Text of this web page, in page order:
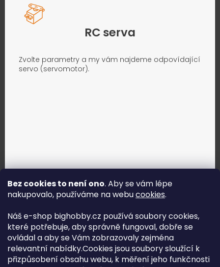
Bez cookies to není ono. Aby se vám lépe
nakupovalo, používáme na webucookies.
Náš e-shop bighobby.cz používá soubory cookies,
které potřebuje, aby správně fungoval, dobře se
ovládal a aby se Vám zobrazovaly zejména
relevantní nabídky.Cookies jsou soubory sloužící k
přizpůsobení obsahu webu, k měření jeho funkčnosti
RC serva
Zvolte parametry a my vám najdeme odpovídající
servo (servomotor).
Jak vybrat správné servo?
Najít správné servo